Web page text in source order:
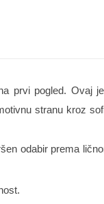
prvi pogled. Ovaj
stranu kroz
odabir prema